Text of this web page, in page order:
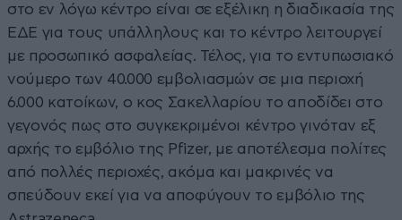
στο εν λόγω κέντρο είναι σε εξέλικη η διαδικασία της
ΕΔΕ για τους υπάλληλους και το κέντρο λειτουργεί
με προσωπικό ασφαλείας. Τέλος, για το εντυπωσιακό
νούμερο των 40.000 εμβολιασμών σε μια περιοχή
6.000 κατοίκων, ο κος Σακελλαρίου το αποδίδει στο
γεγονός πως στο συγκεκριμένοι κέντρο γινόταν εξ
αρχής το εμβόλιο της Pfizer, με αποτέλεσμα πολίτες
από πολλές περιοχές, ακόμα και μακρινές να
σπεύδουν εκεί για να αποφύγουν το εμβόλιο της